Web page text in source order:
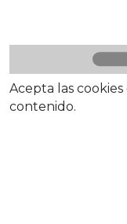
Acepta las cookies
contenido.